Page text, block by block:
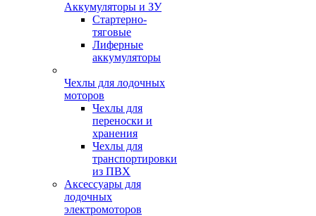
Аккумуляторы и ЗУ
Стартерно-
тяговые
Лиферные
аккумуляторы
Чехлы для лодочных
моторов
Чехлы для
переноски и
хранения
Чехлы для
транспортировки
из ПВХ
Аксессуары для
лодочных
электромоторов